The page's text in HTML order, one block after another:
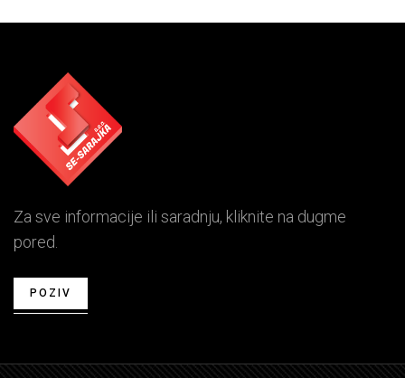
Za sve informacije ili saradnju, kliknite na dugme
pored.
POZIV